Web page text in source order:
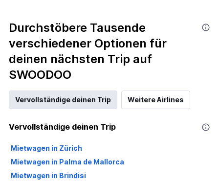
Durchstöbere Tausende
verschiedener Optionen für
deinen nächsten Trip auf
SWOODOO
Vervollständige deinen Trip Weitere Airlines
Vervollständige deinen Trip
Mietwagen in Zürich
Mietwagen in Palma de Mallorca
Mietwagen in Brindisi